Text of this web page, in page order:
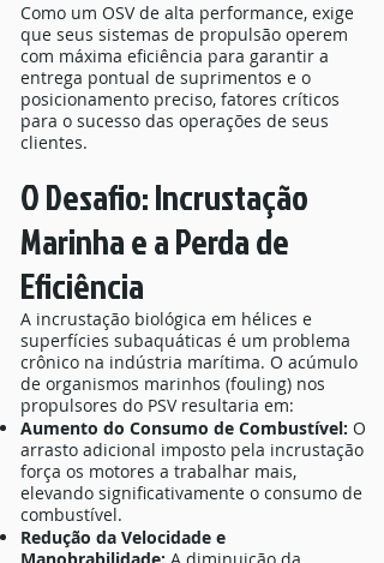
Como um OSV de alta performance, exige
que seus sistemas de propulsão operem
com máxima eficiência para garantir a
entrega pontual de suprimentos e o
posicionamento preciso, fatores críticos
para o sucesso das operações de seus
clientes.
O Desafio: Incrustação
Marinha e a Perda de
Eficiência
A incrustação biológica em hélices e
superfícies subaquáticas é um problema
crônico na indústria marítima. O acúmulo
de organismos marinhos (fouling) nos
propulsores do PSV resultaria em:
Aumento do Consumo de Combustível: O
arrasto adicional imposto pela incrustação
força os motores a trabalhar mais,
elevando significativamente o consumo de
combustível.
Redução da Velocidade e